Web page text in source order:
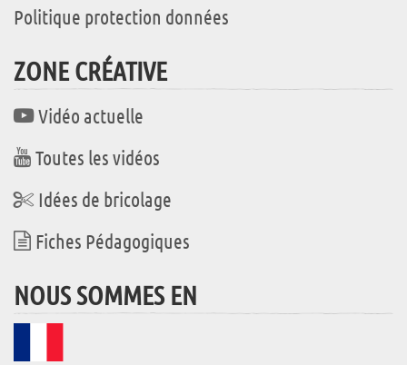
Politique protection données
ZONE CRÉATIVE
Vidéo actuelle
Toutes les vidéos
Idées de bricolage
Fiches Pédagogiques
NOUS SOMMES EN